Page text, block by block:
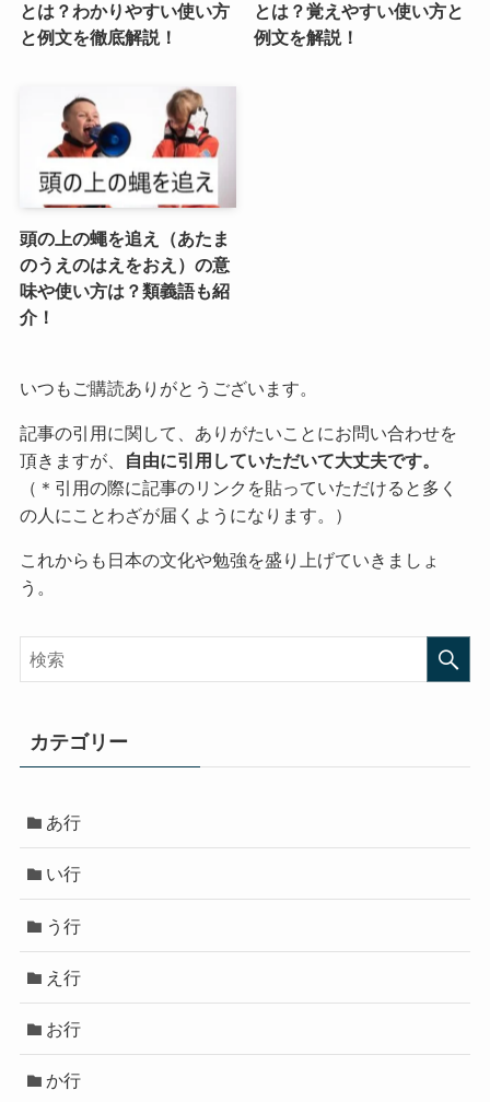
とは？わかりやすい使い方
と例文を徹底解説！
とは？覚えやすい使い方と
例文を解説！
頭の上の蠅を追え（あたま
のうえのはえをおえ）の意
味や使い方は？類義語も紹
介！
いつもご購読ありがとうございます。
記事の引用に関して、ありがたいことにお問い合わせを
頂きますが、
自由に引用していただいて大丈夫です。
（＊引用の際に記事のリンクを貼っていただけると多く
の人にことわざが届くようになります。）
これからも日本の文化や勉強を盛り上げていきましょ
う。
カテゴリー
あ行
い行
う行
え行
お行
か行